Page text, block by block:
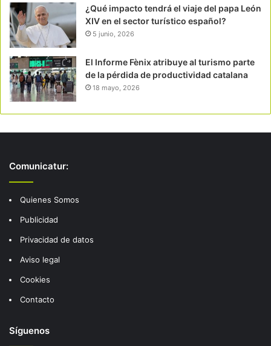
¿Qué impacto tendrá el viaje del papa León
XIV en el sector turístico español?
5 junio, 2026
El Informe Fènix atribuye al turismo parte
de la pérdida de productividad catalana
18 mayo, 2026
Comunicatur:
Quienes Somos
Publicidad
Privacidad de datos
Aviso legal
Cookies
Contacto
Síguenos